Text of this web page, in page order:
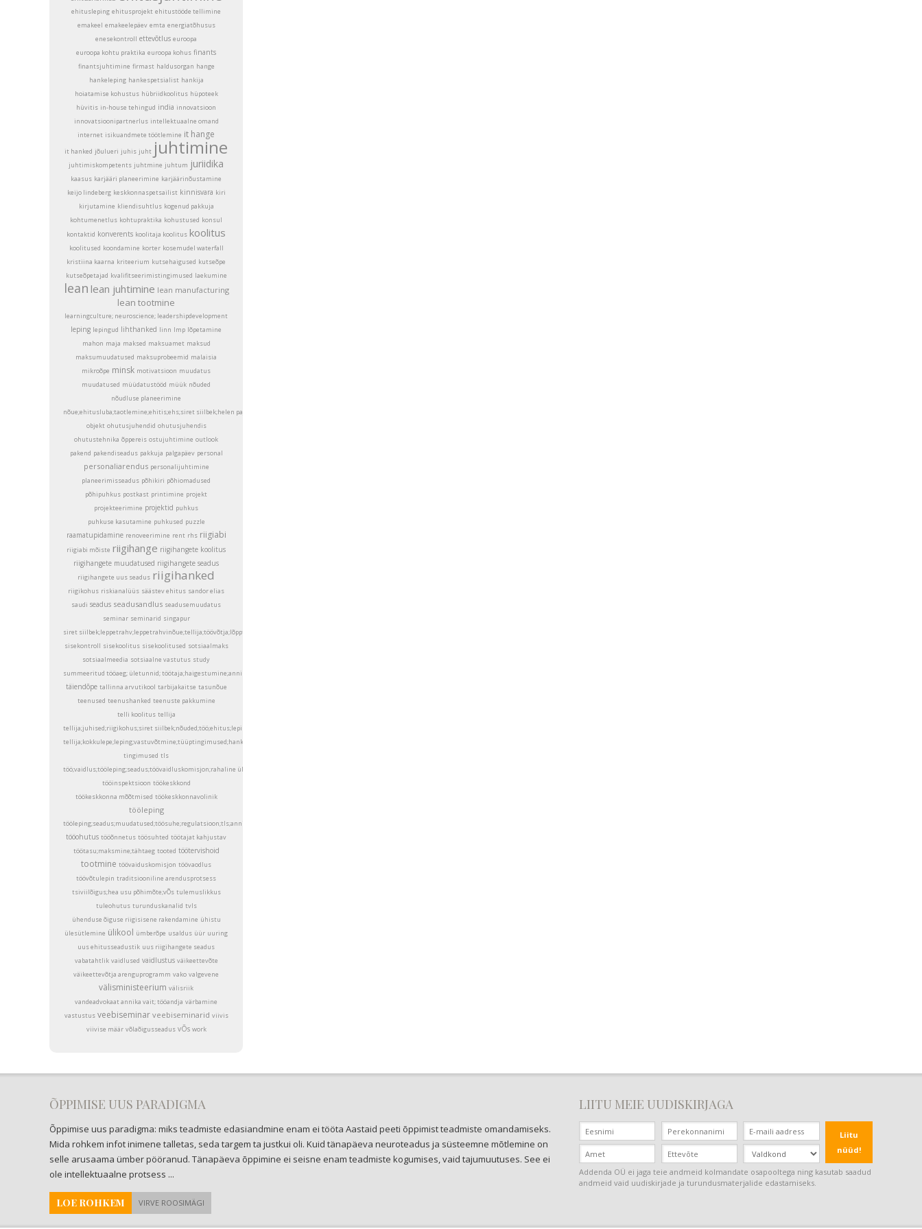
ehitusleping ehitusprojekt ehitustööde tellimine
emakeel emakeelepäev emta energiatõhusus
enesekontroll ettevõtlus euroopa
euroopa kohtu praktika euroopa kohus finants
finantsjuhtimine firmast haldusorgan hange
hankeleping hankespetsialist hankija
hoiatamise kohustus hübriidkoolitus hüpoteek
hüvitis in-house tehingud india innovatsioon
innovatsioonipartnerlus intellektuaalne omand
internet isikuandmete töötlemine it hange
it hanked jõulueri juhis juht juhtimine
juhtimiskompetents juhtmine juhtum juriidika
kaasus karjääri planeerimine karjäärinõustamine
keijo lindeberg keskkonnaspetsailist kinnisvara kiri
kirjutamine kliendisuhtlus kogenud pakkuja
kohtumenetlus kohtupraktika kohustused konsul
kontaktid konverents koolitaja koolitus koolitus
koolitused koondamine korter kosemudel waterfall
kristiina kaarna kriteerium kutsehaigused kutseõpe
kutseõpetajad kvalifitseerimistingimused laekumine
lean lean juhtimine lean manufacturing
lean tootmine
learningculture; neuroscience; leadershipdevelopment
leping lepingud lihthanked linn lmp lõpetamine
mahon maja maksed maksuamet maksud
maksumuudatused maksuprobeemid malaisia
mikroõpe minsk motivatsioon muudatus
muudatused müüdatustööd müük nõuded
nõudluse planeerimine
nõue;ehitusluba;taotlemine;ehitis;ehs;siret siilbek;helen pajumaa
objekt ohutusjuhendid ohutusjuhendis
ohutustehnika õppereis ostujuhtimine outlook
pakend pakendiseadus pakkuja palgapäev personal
personaliarendus personalijuhtimine
planeerimisseadus põhikiri põhiomadused
põhipuhkus postkast printimine projekt
projekteerimine projektid puhkus
puhkuse kasutamine puhkused puzzle
raamatupidamine renoveerimine rent rhs riigiabi
riigiabi mõiste riigihange riigihangete koolitus
riigihangete muudatused riigihangete seadus
riigihangete uus seadus riigihanked
riigikohus riskianalüüs säästev ehitus sandor elias
saudi seadus seadusandlus seadusemuudatus
seminar seminarid singapur
siret siilbek;leppetrahv;leppetrahvinõue;tellija;töövõtja;lõpptähtaeg;
sisekontroll sisekoolitus sisekoolitused sotsiaalmaks
sotsiaalmeedia sotsiaalne vastutus study
summeeritud tööaeg; ületunnid; töötaja;haigestumine;annika vait;addenda
täiendõpe tallinna arvutikool tarbijakaitse tasunõue
teenused teenushanked teenuste pakkumine
telli koolitus tellija
tellija;juhised;riigikohus;siret siilbek;nõuded;töö;ehitus;leping;lepingu sõlmimine;töö maht
tellija;kokkulepe;leping;vastuvõtmine;tüüptingimused;hankeleping;töövõtja;siret siilbek;addenda;blogi
tingimused tls
töö;vaidlus;tööleping;seadus;töövaidluskomisjon;rahaline ülempiir; riigikohus; addenda; annika vait
tööinspektsioon töökeskkond
töökeskkonna mõõtmised töökeskkonnavolinik
tööleping
tööleping;seadus;muudatused;töösuhe;regulatsioon;tls;annika vait;liisa orav
tööohutus tööõnnetus töösuhted töötajat kahjustav
töötasu;maksmine;tähtaeg tooted töötervishoid
tootmine töövaiduskomisjon töövaodlus
töövõtulepin traditsiooniline arendusprotsess
tsiviilõigus;hea usu põhimõte;vÕs tulemuslikkus
tuleohutus turunduskanalid tvls
ühenduse õiguse riigisisene rakendamine ühistu
ülesütlemine ülikool ümberõpe usaldus üür uuring
uus ehitusseadustik uus riigihangete seadus
vabatahtlik vaidlused vaidlustus väikeettevõte
väikeettevõtja arenguprogramm vako valgevene
välisministeerium välisriik
vandeadvokaat annika vait; tööandja värbamine
vastustus veebiseminar veebiseminarid viivis
viivise määr võlaõigusseadus vÕs work
ÕPPIMISE UUS PARADIGMA
Õppimise uus paradigma: miks teadmiste edasiandmine enam ei tööta Aastaid peeti õppimist teadmiste omandamiseks.
Mida rohkem infot inimene talletas, seda targem ta justkui oli. Kuid tänapäeva neuroteadus ja süsteemne mõtlemine on
selle arusaama ümber pööranud. Tänapäeva õppimine ei seisne enam teadmiste kogumises, vaid tajumuutuses. See ei
ole intellektuaalne protsess ...
LOE ROHKEM VIRVE ROOSIMÄGI
LIITU MEIE UUDISKIRJAGA
Liitu
nüüd!
Addenda OÜ ei jaga teie andmeid kolmandate osapooltega ning kasutab saadud
andmeid vaid uudiskirjade ja turundusmaterjalide edastamiseks.